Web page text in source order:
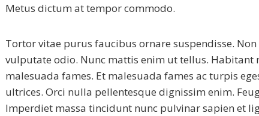
Metus dictum at tempor commodo.
Tortor vitae purus faucibus ornare suspendisse.
vulputate odio. Nunc mattis enim ut tellus. Habitant
malesuada fames. Et malesuada fames ac turpis
ultrices. Orci nulla pellentesque dignissim enim.
Imperdiet massa tincidunt nunc pulvinar sapien et